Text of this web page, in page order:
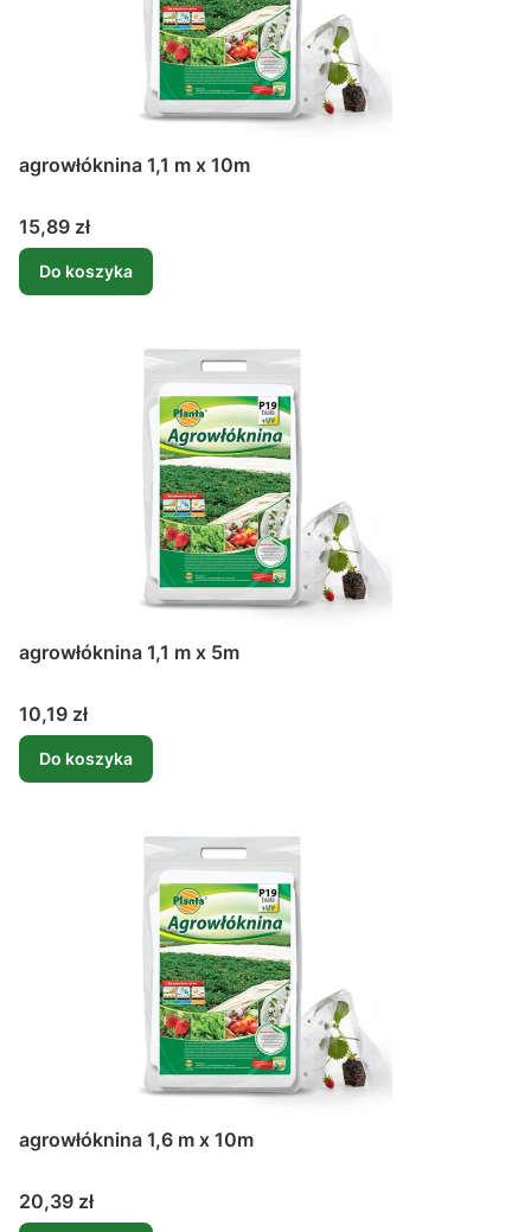
agrowłóknina 1,1 m x 10m
Cena
15,89 zł
Do koszyka
agrowłóknina 1,1 m x 5m
Cena
10,19 zł
Do koszyka
agrowłóknina 1,6 m x 10m
Cena
20,39 zł